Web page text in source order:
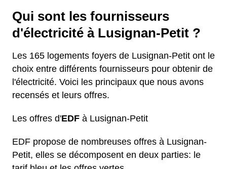
Qui sont les fournisseurs
d'électricité à Lusignan-Petit ?
Les 165 logements foyers de Lusignan-Petit ont le
choix entre différents fournisseurs pour obtenir de
l'électricité. Voici les principaux que nous avons
recensés et leurs offres.
Les offres d'EDF à Lusignan-Petit
EDF propose de nombreuses offres à Lusignan-
Petit, elles se décomposent en deux parties: le